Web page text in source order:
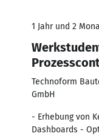
1 Jahr und 2
Technoform
GmbH
- Erhebung von
Dashboards -